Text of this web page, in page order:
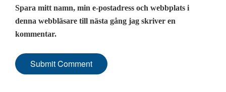
Spara mitt namn, min e-postadress och webbplats i
denna webbläsare till nästa gång jag skriver en
kommentar.